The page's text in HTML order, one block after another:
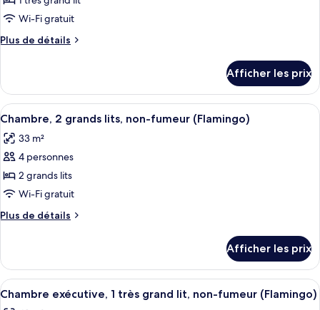
fumeur
(Fab)
(Fab)
ce
type
de
Chambre,
très
grand
lit,
non-
fumeur
(Flamingo)
Wi-Fi gratuit
Plus de détails
Plus
Chambre,
très
lit,
non-
(Flamingo)
Afficher les prix
Afficher
toutes
les
photos
pour
ce
type
de
Chambre,
grands
Une chambre d’hôtel avec deux lits,
6
Chambre, 2 grands lits, non-fumeur (Flamingo)
33 m²
4 personnes
2 grands lits
Wi-Fi gratuit
Plus de détails
Plus
Chambre,
grands
Afficher les prix
Afficher
toutes
Une chambre d’hôtel moderne
6
Chambre exécutive, 1 très grand lit, non-fumeur (Flamingo)